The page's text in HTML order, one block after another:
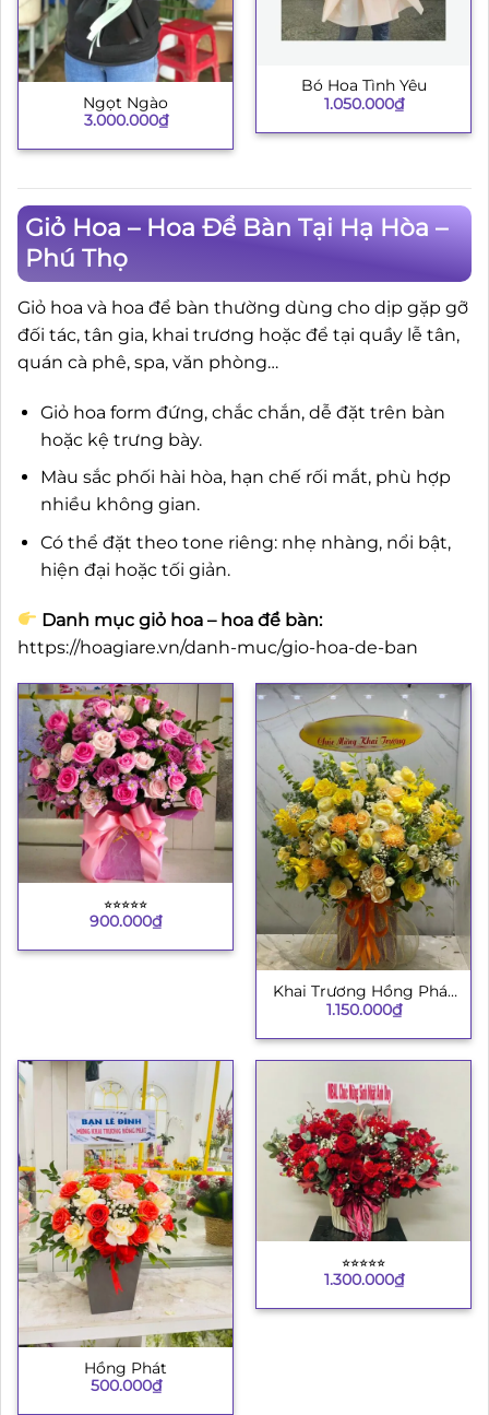
Ngọt Ngào
3.000.000₫
Bó Hoa Tình Yêu
1.050.000₫
Giỏ Hoa – Hoa Để Bàn Tại Hạ Hòa –
Phú Thọ
Giỏ hoa và hoa để bàn thường dùng cho dịp gặp gỡ
đối tác, tân gia, khai trương hoặc để tại quầy lễ tân,
quán cà phê, spa, văn phòng…
Giỏ hoa form đứng, chắc chắn, dễ đặt trên bàn
hoặc kệ trưng bày.
Màu sắc phối hài hòa, hạn chế rối mắt, phù hợp
nhiều không gian.
Có thể đặt theo tone riêng: nhẹ nhàng, nổi bật,
hiện đại hoặc tối giản.
Danh mục giỏ hoa – hoa để bàn:
https://hoagiare.vn/danh-muc/gio-hoa-de-ban
⭐︎⭐︎⭐︎⭐︎⭐︎
900.000₫
Khai Trương Hồng Phát
8
1.150.000₫
Hồng Phát
500.000₫
⭐︎⭐︎⭐︎⭐︎⭐︎
1.300.000₫